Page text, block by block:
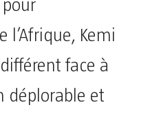
l’Afrique, Kemi
face à
déplorable et